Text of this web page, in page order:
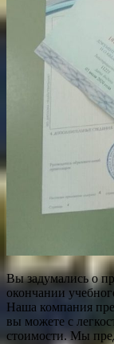
Вы задумались о
окончании
Наша компания
вы можете с
стоимости. Мы